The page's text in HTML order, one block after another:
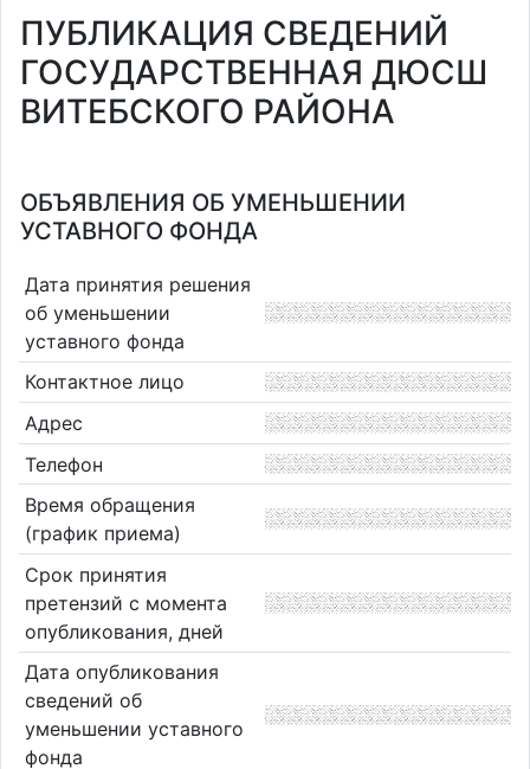
ПУБЛИКАЦИЯ СВЕДЕНИЙ
ГОСУДАРСТВЕННАЯ ДЮСШ
ВИТЕБСКОГО РАЙОНА
ОБЪЯВЛЕНИЯ ОБ УМЕНЬШЕНИИ
УСТАВНОГО ФОНДА
Дата принятия решения
об уменьшении
уставного фонда
Контактное лицо
Адрес
Телефон
Время обращения
(график приема)
Срок принятия
претензий с момента
опубликования, дней
Дата опубликования
сведений об
уменьшении уставного
фонда